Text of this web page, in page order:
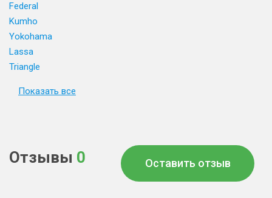
Federal
Kumho
Yokohama
Lassa
Triangle
Показать все
Отзывы 0 Оставить отзыв